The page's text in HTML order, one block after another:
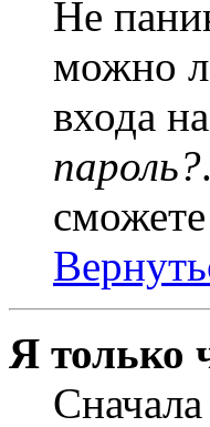
Не
можно
входа
пароль?
Я только